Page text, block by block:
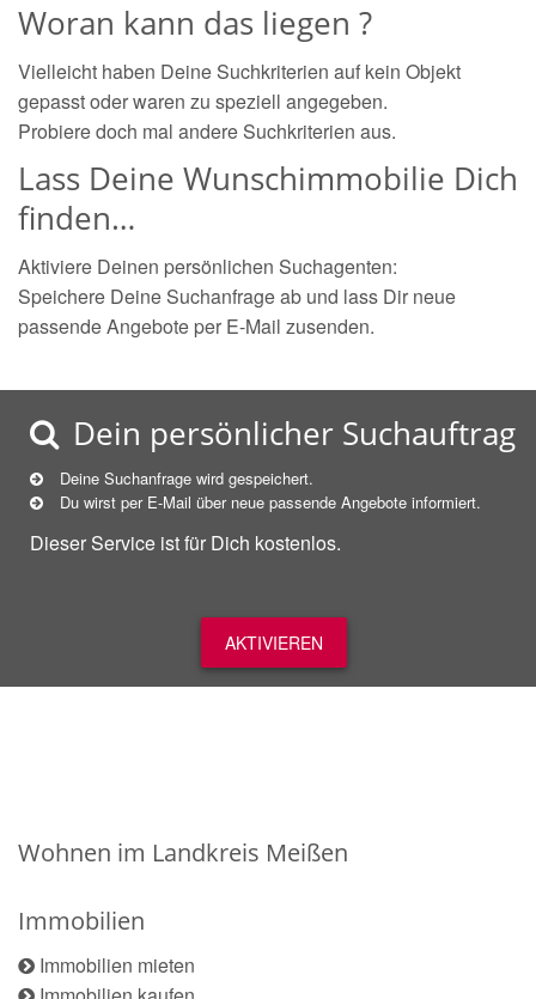
Woran kann das liegen ?
Vielleicht haben Deine Suchkriterien auf kein Objekt
gepasst oder waren zu speziell angegeben.
Probiere doch mal andere Suchkriterien aus.
Lass Deine Wunschimmobilie Dich
finden…
Aktiviere Deinen persönlichen Suchagenten:
Speichere Deine Suchanfrage ab und lass Dir neue
passende Angebote per E-Mail zusenden.
Dein persönlicher Suchauftrag
Deine Suchanfrage wird gespeichert.
Du wirst per E-Mail über neue passende Angebote informiert.
Dieser Service ist für Dich kostenlos.
AKTIVIEREN
Wohnen im Landkreis Meißen
Immobilien
Immobilien mieten